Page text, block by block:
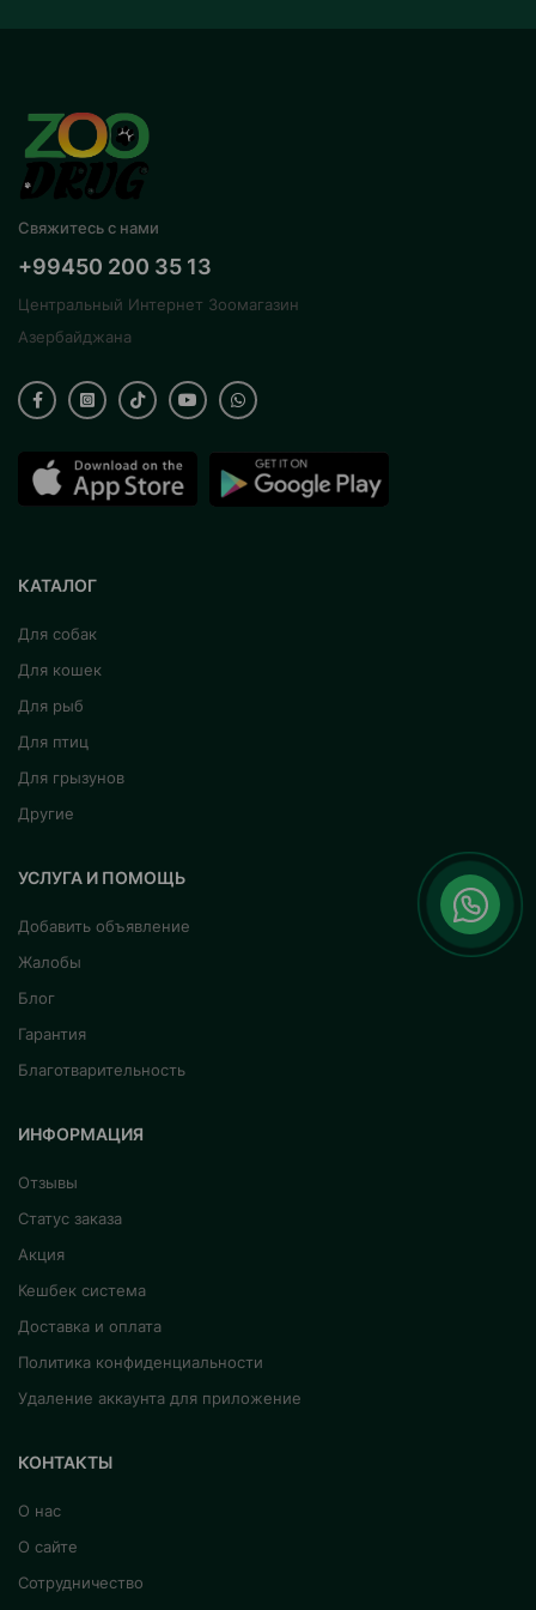
Свяжитесь с нами
+99450 200 35 13
Центральный Интернет Зоомагазин
Азербайджана
КАТАЛОГ
Для собак
Для кошек
Для рыб
Для птиц
Для грызунов
Другие
УСЛУГА И ПОМОЩЬ
Добавить объявление
Жалобы
Блог
Гарантия
Благотварительность
ИНФОРМАЦИЯ
Отзывы
Статус заказа
Акция
Кешбек система
Доставка и оплата
Политика конфиденциальности
Удаление аккаунта для приложение
КОНТАКТЫ
О нас
О сайте
Сотрудничество